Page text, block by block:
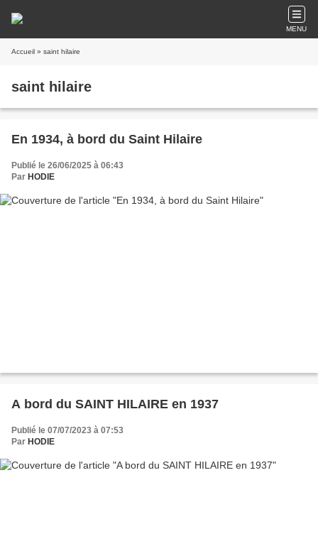
MENU
Accueil » saint hilaire
saint hilaire
En 1934, à bord du Saint Hilaire
Publié le 26/06/2025 à 06:43
Par HODIE
A bord du SAINT HILAIRE en 1937
Publié le 07/07/2023 à 07:53
Par HODIE